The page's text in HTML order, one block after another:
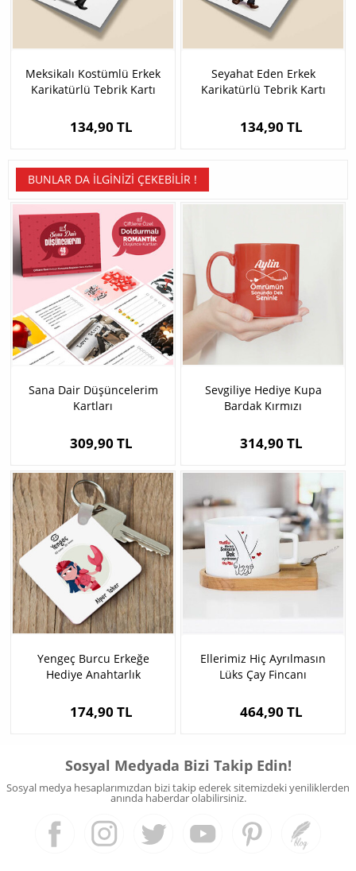
Meksikalı Kostümlü Erkek
Karikatürlü Tebrik Kartı
134,90 TL
Seyahat Eden Erkek
Karikatürlü Tebrik Kartı
134,90 TL
BUNLAR DA İLGINIZI ÇEKEBILIR !
Sana Dair Düşüncelerim
Kartları
309,90 TL
Sevgiliye Hediye Kupa
Bardak Kırmızı
314,90 TL
Yengeç Burcu Erkeğe
Hediye Anahtarlık
174,90 TL
Ellerimiz Hiç Ayrılmasın
Lüks Çay Fincanı
464,90 TL
Sosyal Medyada Bizi Takip Edin!
Sosyal medya hesaplarımızdan bizi takip ederek sitemizdeki yeniliklerden
anında haberdar olabilirsiniz.